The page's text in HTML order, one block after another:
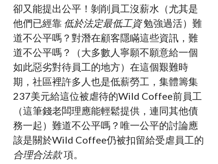
卻又能提出公平！剝削員工沒薪水（尤其是
他們已經靠 低於法定最低工資勉強過活）難
道不公平嗎？對潛在顧客隱瞞這些資訊，難
道不公平嗎？（大多數人寧願不願意給一個
如此惡劣對待員工的地方）在這個艱難時
期，社區裡許多人也是低薪勞工，集體籌集
237美元給這位被虐待的Wild Coffee前員工
（這筆錢老闆理應能輕鬆提供，連同其他債
務一起）難道不公平嗎？唯一公平的討論應
該是關於Wild Coffee仍被扣留給受虐員工的
合理合法款項。